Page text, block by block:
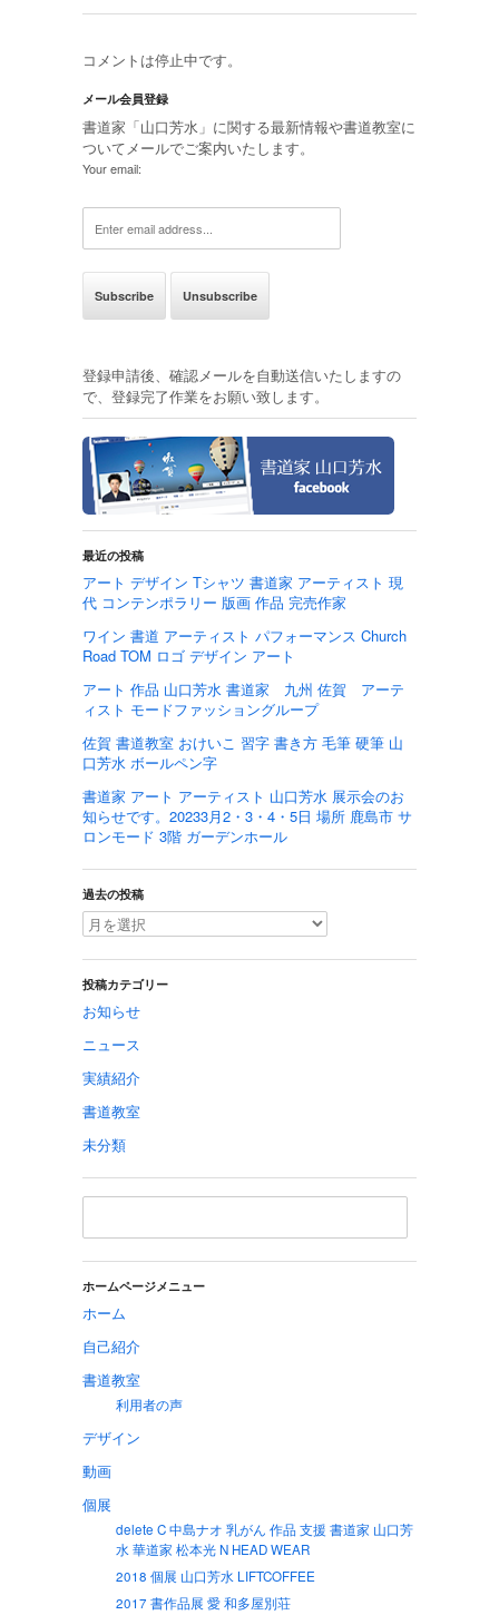
コメントは停止中です。
メール会員登録
書道家「山口芳水」に関する最新情報や書道教室に
ついてメールでご案内いたします。
Your email:
登録申請後、確認メールを自動送信いたしますの
で、登録完了作業をお願い致します。
最近の投稿
アート デザイン Tシャツ 書道家 アーティスト 現
代 コンテンポラリー 版画 作品 完売作家
ワイン 書道 アーティスト パフォーマンス Church
Road TOM ロゴ デザイン アート
アート 作品 山口芳水 書道家 九州 佐賀 アーテ
ィスト モードファッショングループ
佐賀 書道教室 おけいこ 習字 書き方 毛筆 硬筆 山
口芳水 ボールペン字
書道家 アート アーティスト 山口芳水 展示会のお
知らせです。20233月2・3・4・5日 場所 鹿島市 サ
ロンモード 3階 ガーデンホール
過去の投稿
投稿カテゴリー
お知らせ
ニュース
実績紹介
書道教室
未分類
ホームページメニュー
ホーム
自己紹介
書道教室
利用者の声
デザイン
動画
個展
delete C 中島ナオ 乳がん 作品 支援 書道家 山口芳
水 華道家 松本光 N HEAD WEAR
2018 個展 山口芳水 LIFTCOFFEE
2017 書作品展 愛 和多屋別荘